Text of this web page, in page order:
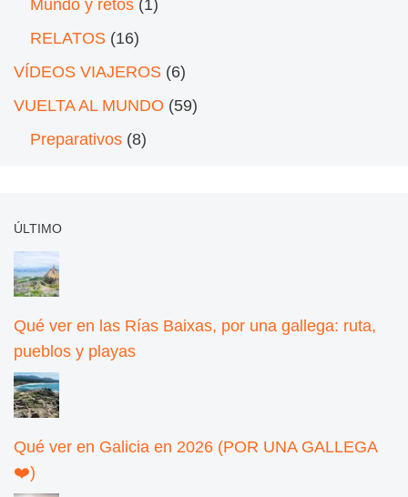
Mundo y retos (1)
RELATOS (16)
VÍDEOS VIAJEROS (6)
VUELTA AL MUNDO (59)
Preparativos (8)
ÚLTIMO
Qué ver en las Rías Baixas, por una gallega: ruta,
pueblos y playas
Qué ver en Galicia en 2026 (POR UNA GALLEGA
❤️)